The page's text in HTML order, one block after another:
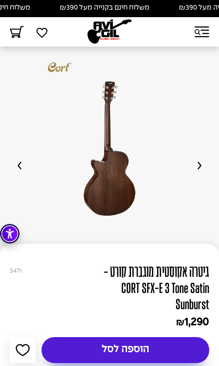
₪390 משלוח חינם בקנייה מעל ₪390 משלוח חינם
5471
גיטרה אקוסטית מוגברת קורט -
CORT SFX-E 3 Tone Satin
Sunburst
₪1,290
הוספה לסל